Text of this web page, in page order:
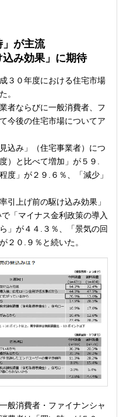
」が主流
込み効果」に期待
３０年度における住宅市場
。
者ならびに一般消費者、フ
今後の住宅市場についてア
込み」（住宅事業者）につ
）と比べて増加」が５９.
度」が２９.６％、「減少」
引上げ前の駆け込み効果」
「マイナス金利政策の導入
」が４４.３％、「景気の回
２０.９％と続いた。
般消費者・ファイナンシャ